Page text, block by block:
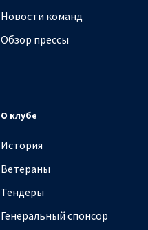
Новости команд
Обзор прессы
О клубе
История
Ветераны
Тендеры
Генеральный спонсор